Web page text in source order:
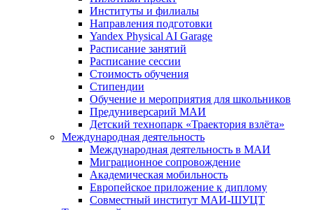
Институты и филиалы
Направления подготовки
Yandex Physical AI Garage
Расписание занятий
Расписание сессии
Стоимость обучения
Стипендии
Обучение и мероприятия для школьников
Предуниверсарий МАИ
Детский технопарк «Траектория взлёта»
Международная деятельность
Международная деятельность в МАИ
Миграционное сопровождение
Академическая мобильность
Европейское приложение к диплому
Совместный институт МАИ-ШУЦТ